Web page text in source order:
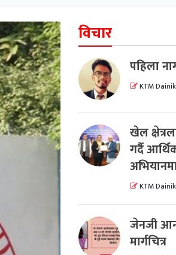
विचार
पहिला
KTM Dainik
खेल
गर्दै
KTM Dainik
जेनजी
मार्गचित्र